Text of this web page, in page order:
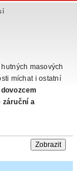
masových
míchat i ostatní
záruční a